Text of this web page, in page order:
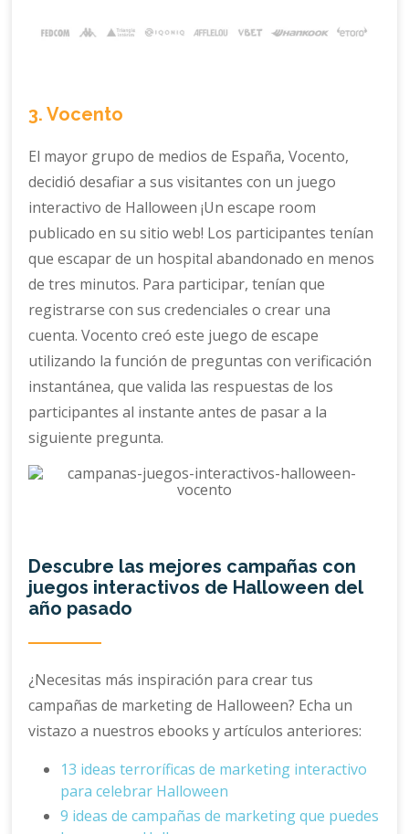
3. Vocento
El mayor grupo de medios de España, Vocento,
decidió desafiar a sus visitantes con un juego
interactivo de Halloween ¡Un escape room
publicado en su sitio web! Los participantes tenían
que escapar de un hospital abandonado en menos
de tres minutos. Para participar, tenían que
registrarse con sus credenciales o crear una
cuenta. Vocento creó este juego de escape
utilizando la función de preguntas con verificación
instantánea, que valida las respuestas de los
participantes al instante antes de pasar a la
siguiente pregunta.
Descubre las mejores campañas con
juegos interactivos de Halloween del
año pasado
¿Necesitas más inspiración para crear tus
campañas de marketing de Halloween? Echa un
vistazo a nuestros ebooks y artículos anteriores:
13 ideas terroríficas de marketing interactivo
para celebrar Halloween
9 ideas de campañas de marketing que puedes